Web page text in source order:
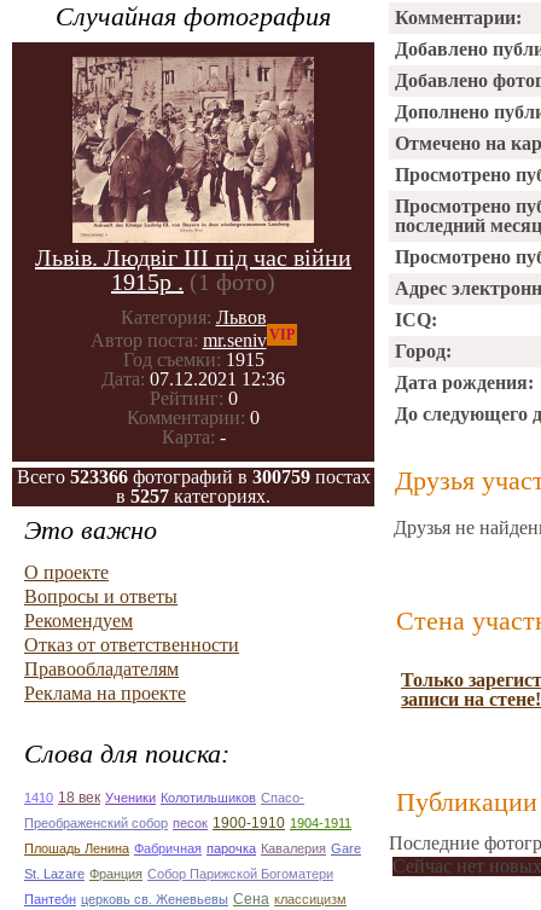
Случайная фотография
Львів. Людвіг III під час війни
1915р . (1 фото)
Категория: Львов
Автор поста: mr.senivVIP
Год съемки: 1915
Дата: 07.12.2021 12:36
Рейтинг: 0
Комментарии: 0
Карта: -
Всего 523366фотографий в 300759постах
в 5257 категориях.
Это важно
О проекте
Вопросы и ответы
Рекомендуем
Отказ от ответственности
Правообладателям
Реклама на проекте
Слова для поиска:
1410 18 век Ученики Колотильшиков Спасо-
Преображенский собор песок 1900-1910 1904-1911
Плошадь Ленина Фабричная парочка Кавалерия Gare
St. Lazare Франция Собор Парижской Богоматери
Пантео́н церковь св. Женевьевы Сена классицизм
Комментарии:
Добавлено
Добавлено
Дополнено
Отмечено на
Просмотрено
Просмотрено
последний
Просмотрено
Адрес
ICQ:
Город:
Дата рождения:
До следующего
Друзья
Друзья не
Стена
Только
записи на стене!
Публикации
Последние
Сейчас нет